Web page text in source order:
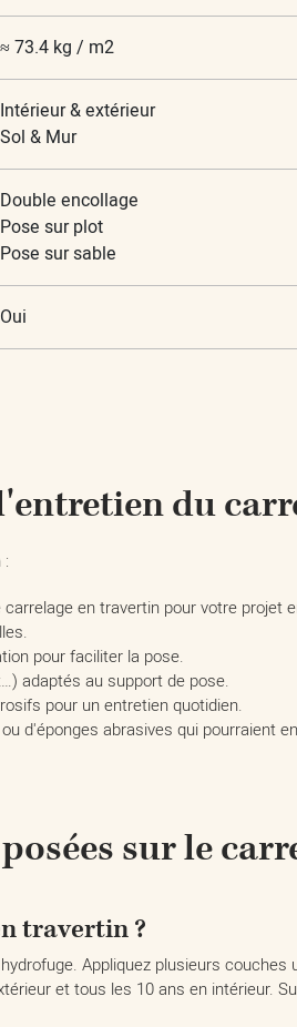
≈ 73.4 kg / m2
Intérieur & extérieur
Sol & Mur
Double encollage
Pose sur plot
Pose sur sable
Oui
du
en travertin pour votre
pour faciliter la pose.
adaptés au support de pose.
pour un entretien quotidien.​
d'éponges abrasives qui pourraient
sur le
travertin ?
Appliquez plusieurs
et tous les 10 ans en intérieur.